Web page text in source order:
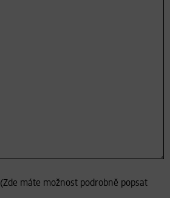
(Zde máte možnost podrobně popsat